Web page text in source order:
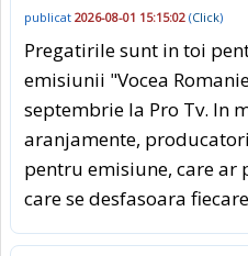
publicat 2026-08-01 15:15:02 (Click)
Pregatirile sunt in toi
emisiunii "Vocea
septembrie la Pro Tv. In
aranjamente,
pentru emisiune, care
care se desfasoara